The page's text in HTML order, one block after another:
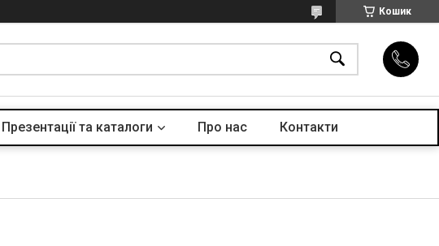
Кошик
Презентації та каталоги Про нас Контакти